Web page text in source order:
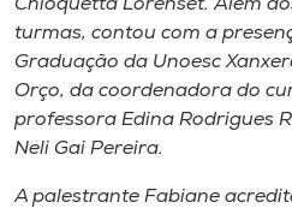
Chioquetta Lorenset. Além
turmas, contou com a
Graduação da Unoesc
Orço, da coordenadora do
professora Edina Rodrigues
Neli Gai Pereira.
A palestrante Fabiane